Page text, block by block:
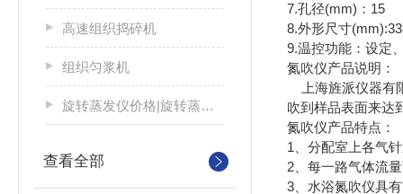
高速组织捣碎机
组织匀浆机
旋转蒸发仪价格|旋转蒸发器厂家
查看全部
7.孔径(mm)：15
8.外形尺寸
9.温控功能：设定
氮吹仪产品说明：
上海旌派仪器有
吹到样品表面来达
氮吹仪产品特点：
1、分配室上各气
2、每一路气体流
3、水浴氮吹仪具